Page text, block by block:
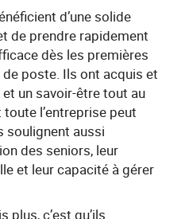
d’une solide
de prendre rapidement
dès les premières
poste. Ils ont acquis et
un savoir-être tout au
l’entreprise peut
soulignent aussi
des seniors, leur
et leur capacité à gérer
plus, c’est qu’ils